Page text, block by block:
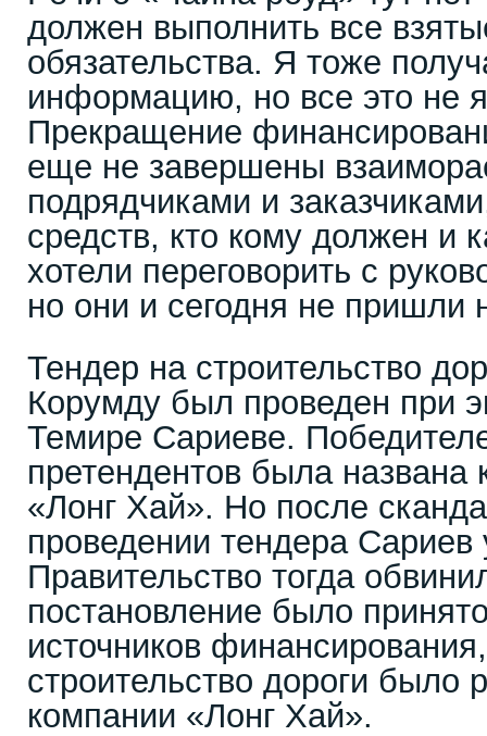
должен выполнить все
обязательства. Я тоже
информацию, но все это не
Прекращение
еще не завершены
подрядчиками и
средств, кто кому должен и
хотели переговорить с
но они и сегодня не пришли
Тендер на строительство
Корумду был проведен при
Темире Сариеве.
претендентов была названа
«Лонг Хай». Но после
проведении тендера Сариев
Правительство тогда
постановление было
источников
строительство дороги было
компании «Лонг Хай».